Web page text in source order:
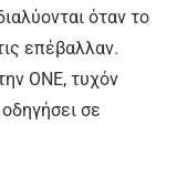
όταν το
επέβαλλαν.
ΟΝΕ, τυχόν
σε